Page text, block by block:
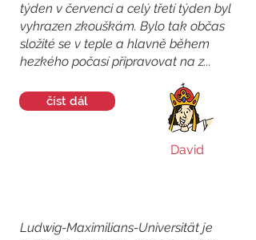
týden v červenci a celý třetí týden byl
vyhrazen zkouškám. Bylo tak občas
složité se v teple a hlavně během
hezkého počasí připravovat na z...
číst dál
David
Ludwig-Maximilians-Universität je